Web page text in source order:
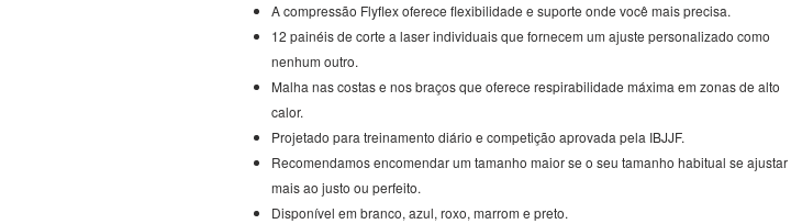
A compressão Flyflex oferece flexibilidade e suporte onde você mais precisa.
12 painéis de corte a laser individuais que fornecem um ajuste personalizado como
nenhum outro.
Malha nas costas e nos braços que oferece respirabilidade máxima em zonas de alto
calor.
Projetado para treinamento diário e competição aprovada pela IBJJF.
Recomendamos encomendar um tamanho maior se o seu tamanho habitual se ajustar
mais ao justo ou perfeito.
Disponível em branco, azul, roxo, marrom e preto.